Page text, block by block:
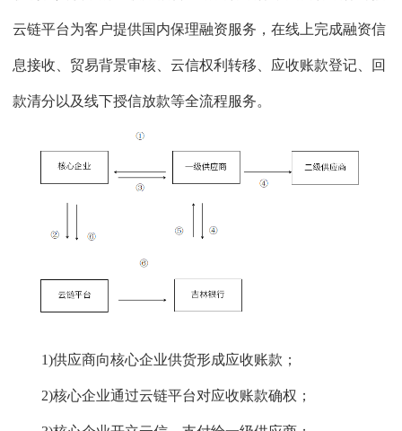
云链平台为客户提供国内保理融资服务，在线上完成融资信
息接收、贸易背景审核、云信权利转移、应收账款登记、回
款清分以及线下授信放款等全流程服务。
1)供应商向核心企业供货形成应收账款；
2)核心企业通过云链平台对应收账款确权；